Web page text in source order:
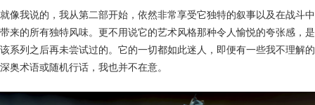
就像我说的，我从第二部开始，依然非常享受它独特的叙事以及在战斗中
带来的所有独特风味。更不用说它的艺术风格那种令人愉悦的夸张感，是
该系列之后再未尝试过的。它的一切都如此迷人，即便有一些我不理解的
深奥术语或随机行话，我也并不在意。